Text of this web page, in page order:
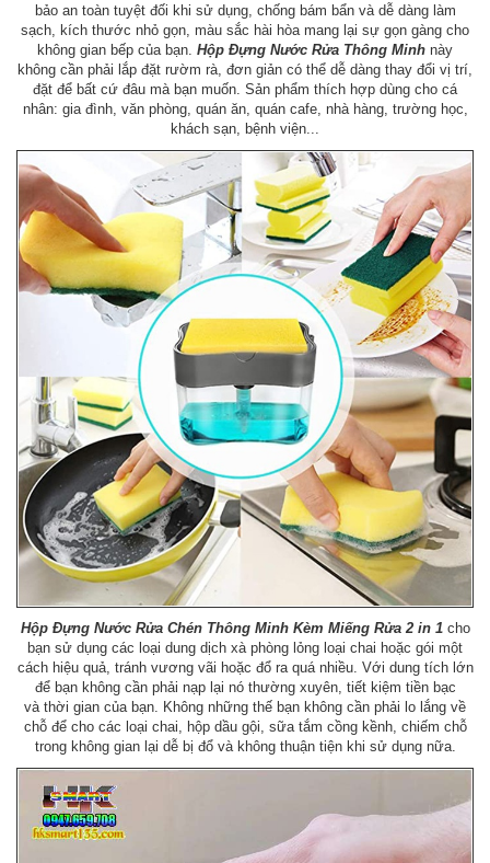
bảo an toàn tuyệt đối khi sử dụng, chống bám bẩn và dễ dàng làm
sạch, kích thước nhỏ gọn, màu sắc hài hòa mang lại sự gọn gàng cho
không gian bếp của bạn. Hộp Đựng Nước Rửa Thông Minh này
không cần phải lắp đặt rườm rà, đơn giản có thể dễ dàng thay đổi vị trí,
đặt để bất cứ đâu mà bạn muốn. Sản phẩm thích hợp dùng cho cá
nhân: gia đình, văn phòng, quán ăn, quán cafe, nhà hàng, trường học,
khách sạn, bệnh viện...
Hộp Đựng Nước Rửa Chén Thông Minh Kèm Miếng Rửa 2 in 1cho
bạn sử dụng các loại dung dịch xà phòng lỏng loại chai hoặc gói một
cách hiệu quả, tránh vương vãi hoặc đổ ra quá nhiều. Với dung tích lớn
để bạn không cần phải nạp lại nó thường xuyên, tiết kiệm tiền bạc
và thời gian của bạn. Không những thế bạn không cần phải lo lắng về
chỗ để cho các loại chai, hộp dầu gội, sữa tắm cồng kềnh, chiếm chỗ
trong không gian lại dễ bị đổ và không thuận tiện khi sử dụng nữa.